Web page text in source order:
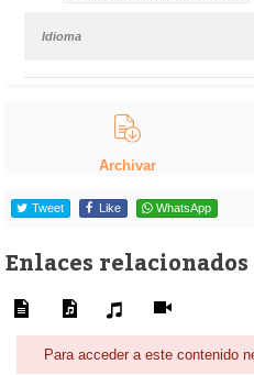
Idioma
Archivar
Tweet Like WhatsApp
Enlaces relacionados
Para acceder a este contenido